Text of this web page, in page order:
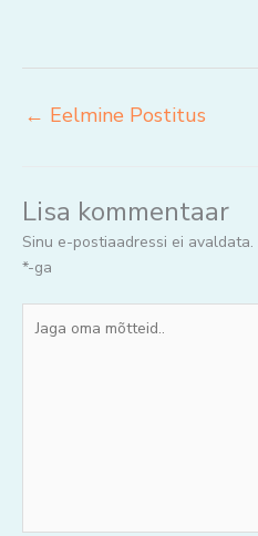
← Eelmine Postitus
Lisa kommentaar
Sinu e-postiaadressi ei avaldata.
*-ga
oma